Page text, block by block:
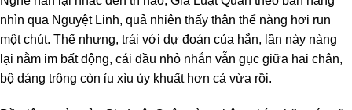
nhìn qua Nguyệt Linh, quả nhiên thấy thân thể nàng hơi run
một chút. Thế nhưng, trái với dự đoán của hắn, lần này nàng
lại nằm im bất động, cái đầu nhỏ nhắn vẫn gục giữa hai chân,
bộ dáng trông còn ỉu xìu ủy khuất hơn cả vừa rồi.